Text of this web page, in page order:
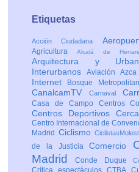
Etiquetas
Acción Ciudadana
Agricultura Alcalá de
Arquitectura y
Interurbanos Aviación Azca
Internet
Bosque
CanalcamTV Carnaval
Casa de Campo Centros
Centros Deportivos
Centro Internacional de
Madrid Ciclismo
de la JusticiaComercio
MadridConde Duque